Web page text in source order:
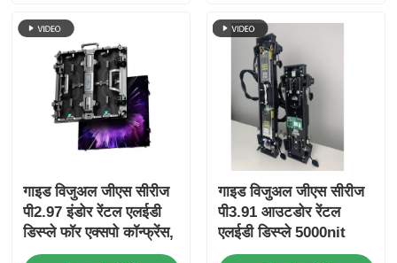
गाइड विजुअल जीएस सीरीज
पी2.97 इंडोर रेंटल एलईडी
डिस्प्ले फॉर एक्सपो कॉन्फ्रेंस,
7680 हर्ट्ज नो ब्लैक स्क्रीन
गाइड विजुअल जीएस सीरीज
पी3.91 आउटडोर रेंटल
एलईडी डिस्प्ले 5000nit
IP65 म्यूजिक फेस्टिवल के